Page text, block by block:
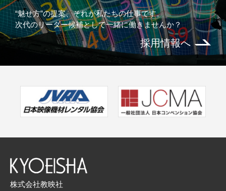
“魅せ方”の提案、それが私たちの仕事です。
次代のリーダー候補として一緒に働きませんか？
採用情報へ
株式会社教映社